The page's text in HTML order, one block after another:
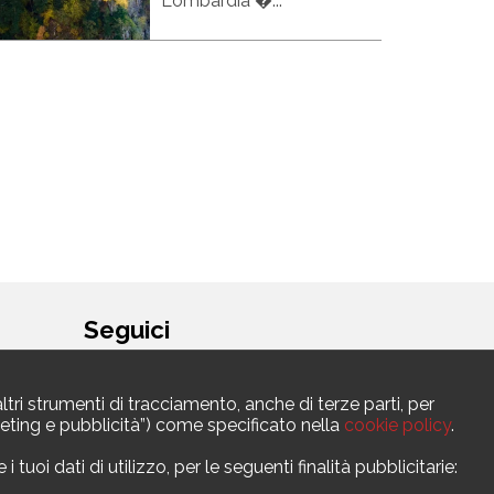
Seguici
strumenti di tracciamento, anche di terze parti, per
e pubblicità”) come specificato nella cookie policy.
tuoi dati di utilizzo, per le seguenti finalità pubblicitarie: